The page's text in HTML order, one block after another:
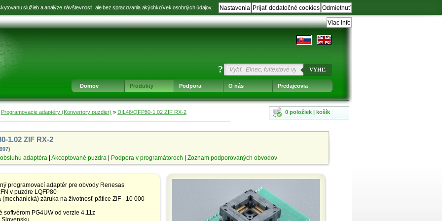
služieb a analýze návštevnosti, ale bez spracovania akýchkoľvek osobných údajov. Odmietnuť
Prijať dodatočné cookies
Nastavenia
Viac info
na
výber
jazyka
na
hlavnú
navigáciu
na
obsah
na
navigáciu
v
päte
? VYHĽ.
Domov Produkty Podpora O nás Predajcovia
0 položiek | košík
Programovacie adaptéry (Konvertory puzdier) » DIL48/QFP80-1.02 ZIF RX-2
1.02 ZIF RX-2
adaptéra Akceptované puzdra Podpora v programátoroch Zoznam podporovaných obvodov
programovací adaptér pre obvody Renesas
v puzdre LQFP80
(mechanická) záruka na životnosť pätice ZIF - 10 000
softvérom PG4UW od verzie 4.11z